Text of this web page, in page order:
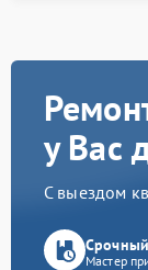
у Вас
С выездом
Мастер